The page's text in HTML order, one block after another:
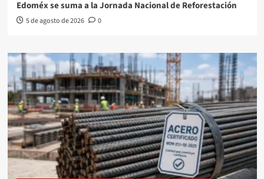
Edoméx se suma a la Jornada Nacional de Reforestación
5 de agosto de 2026 0